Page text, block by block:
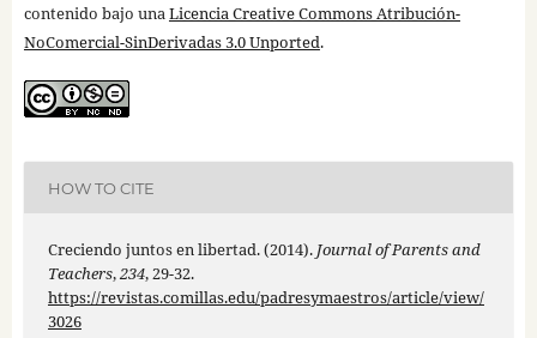
contenido bajo unaLicencia Creative Commons Atribución-
NoComercial-SinDerivadas 3.0 Unported.
HOW TO CITE
Creciendo juntos en libertad. (2014). Journal of Parents and
Teachers,234, 29-32.
https://revistas.comillas.edu/padresymaestros/article/view/
3026